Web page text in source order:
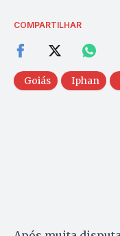
COMPARTILHAR
Goiás Iphan